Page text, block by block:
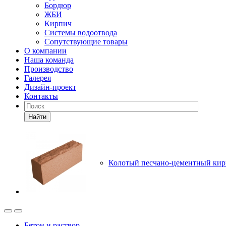
Бордюр
ЖБИ
Кирпич
Системы водоотвода
Сопутствующие товары
О компании
Наша команда
Производство
Галерея
Дизайн-проект
Контакты
Найти
Колотый песчано-цементный